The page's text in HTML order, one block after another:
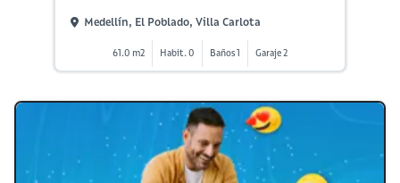
Medellín, El Poblado, Villa Carlota
61.0 m2 Habit. 0 Baños 1 Garaje 2